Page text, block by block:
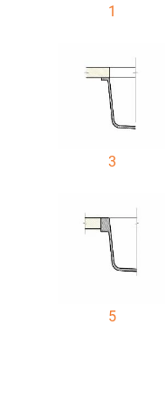
1
3
5